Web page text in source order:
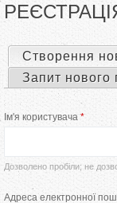
В
є
у
е
в
Створення
Запит нового
Ім'я користувача *
Дозволено пробіли; не
Адреса електронної